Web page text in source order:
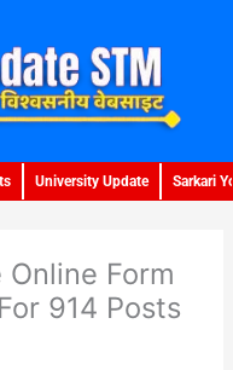
University Update Sarkari
Online Form
914 Posts